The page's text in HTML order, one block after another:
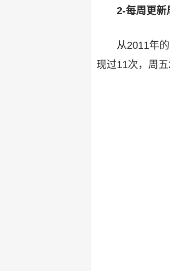
2-每周更新
从2011年
现过11次，周